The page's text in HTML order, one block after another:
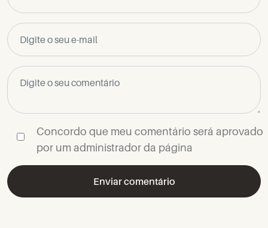
Concordo que meu comentário será aprovado
por um administrador da página